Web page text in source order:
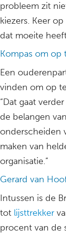
probleem zit
kiezers. Keer
dat moeite
Kompas om op
Een
vinden om op
“Dat gaat
de belangen
onderscheiden
maken van
organisatie.”
Gerard van
Intussen is de
tot lijsttrekker
procent van de